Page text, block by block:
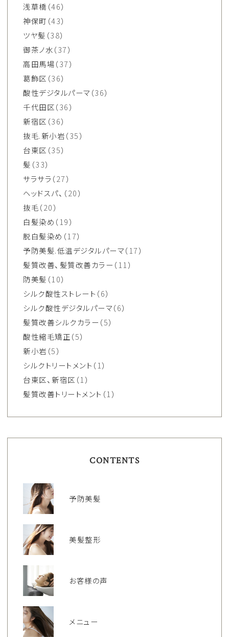
浅草橋 （46）
神保町 （43）
ツヤ髪 （38）
御茶ノ水（37）
高田馬場（37）
葛飾区 （36）
酸性デジタルパーマ （36）
千代田区（36）
新宿区 （36）
抜毛.新小岩（35）
台東区 （35）
髪 （33）
サラサラ （27）
ヘッドスパ、 （20）
抜毛（20）
白髪染め （19）
脱白髪染め （17）
予防美髪.低温デジタルパーマ（17）
髪質改善、髪質改善カラー （11）
防美髪 （10）
シルク酸性ストレート （6）
シルク酸性デジタルパーマ（6）
髪質改善シルクカラー （5）
酸性縮毛矯正（5）
新小岩 （5）
シルクトリートメント （1）
台東区、新宿区 （1）
髪質改善トリートメント （1）
CONTENTS
予防美髪
美髪整形
お客様の声
メニュー